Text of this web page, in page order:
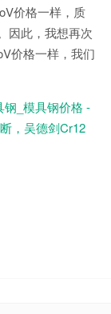
价格一样，质
因此，我想再次
价格一样，我们
钢_模具钢价格 -
，吴德剑Cr12